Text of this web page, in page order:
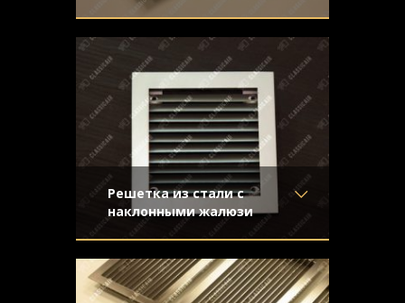
Материал- Латунь
Отделка- Шлифованная
латунь
Узор
-
Конструкция- Жалюзи
матовой шлифованной латуни с жалюзи
Решетка из стали с
наклонными жалюзи
Материал- Обычная сталь
Отделка- Покраска
Узор-
Конструкция- Жалюзи
серебристый металлик. Наклонные
жалюзи и скрытый крепеж